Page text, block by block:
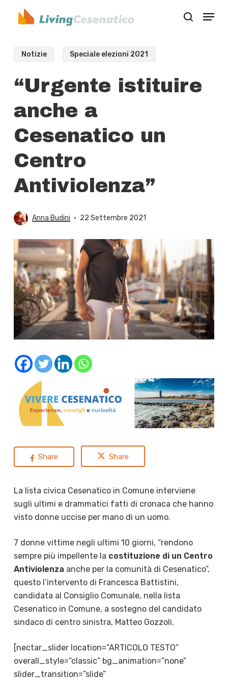
search
Menu
Notizie Speciale elezioni 2021
“Urgente istituire
anche a
Cesenatico un
Centro
Antiviolenza”
Anna Budini 22 Settembre 2021
Share Share
La lista civica Cesenatico in Comune interviene
sugli ultimi e drammatici fatti di cronaca che hanno
visto donne uccise per mano di un uomo.
7 donne vittime negli ultimi 10 giorni, “rendono
sempre più impellente la costituzione di un Centro
Antiviolenza anche per la comunità di Cesenatico”,
questo l’intervento di Francesca Battistini,
candidata al Consiglio Comunale, nella lista
Cesenatico in Comune, a sostegno del candidato
sindaco di centro sinistra, Matteo Gozzoli.
[nectar_slider location=”ARTICOLO TESTO”
overall_style=”classic” bg_animation=”none”
slider_transition=”slide”